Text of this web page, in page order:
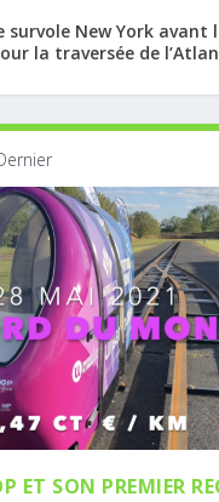
survole New York avant
la traversée de
ET SON PREMIER